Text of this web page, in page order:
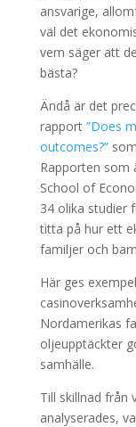
ansvarige,
väl det
vem säger att
bästa?
Ändå är det
rapport ”Does
outcomes?”
Rapporten som
School of
34 olika studier
titta på hur ett
familjer och
Här ges
Nordamerikas
oljeupptäckter
samhälle.
Till skillnad från
analyserades,